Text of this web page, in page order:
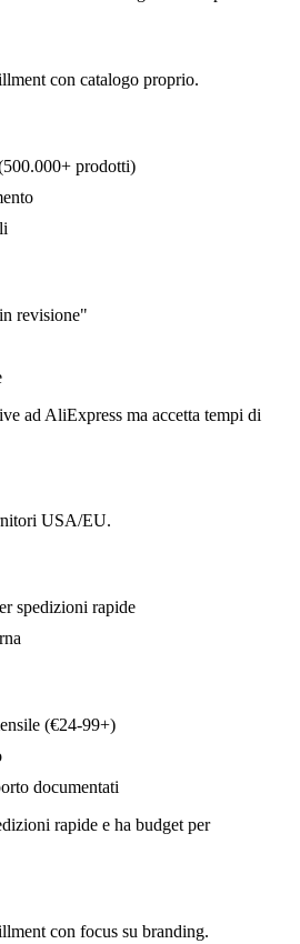
con catalogo proprio.
prodotti)
revisione"
ad AliExpress ma accetta tempi di
USA/EU.
spedizioni rapide
(€24-99+)
documentati
rapide e ha budget per
con focus su branding.